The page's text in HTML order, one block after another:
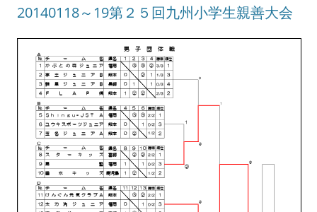
20140118～19第２５回九州小学生親善大会